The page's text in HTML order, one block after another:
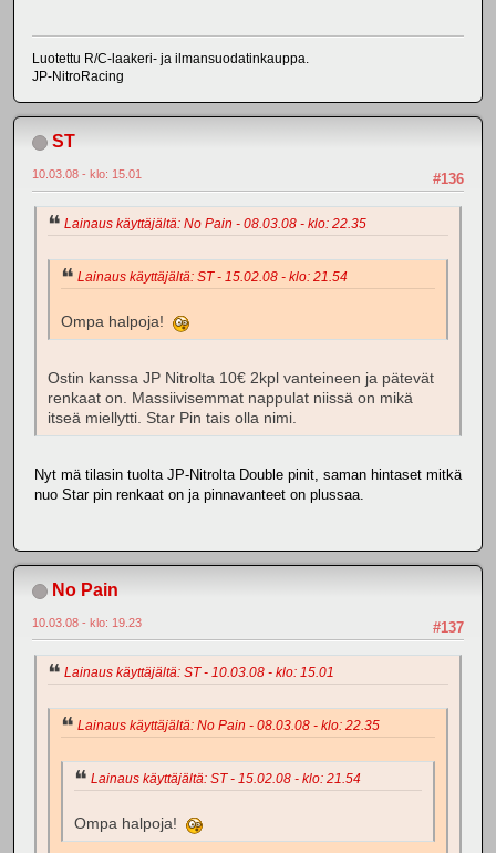
Luotettu R/C-laakeri- ja ilmansuodatinkauppa.
JP-NitroRacing
ST
#136
10.03.08 - klo: 15.01
Lainaus käyttäjältä: No Pain - 08.03.08 - klo: 22.35
Lainaus käyttäjältä: ST - 15.02.08 - klo: 21.54
Ompa halpoja!
Ostin kanssa JP Nitrolta 10€ 2kpl vanteineen ja pätevät
renkaat on. Massiivisemmat nappulat niissä on mikä
itseä miellytti. Star Pin tais olla nimi.
Nyt mä tilasin tuolta JP-Nitrolta Double pinit, saman hintaset mitkä
nuo Star pin renkaat on ja pinnavanteet on plussaa.
No Pain
#137
10.03.08 - klo: 19.23
Lainaus käyttäjältä: ST - 10.03.08 - klo: 15.01
Lainaus käyttäjältä: No Pain - 08.03.08 - klo: 22.35
Lainaus käyttäjältä: ST - 15.02.08 - klo: 21.54
Ompa halpoja!